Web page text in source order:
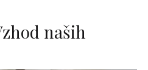
naših